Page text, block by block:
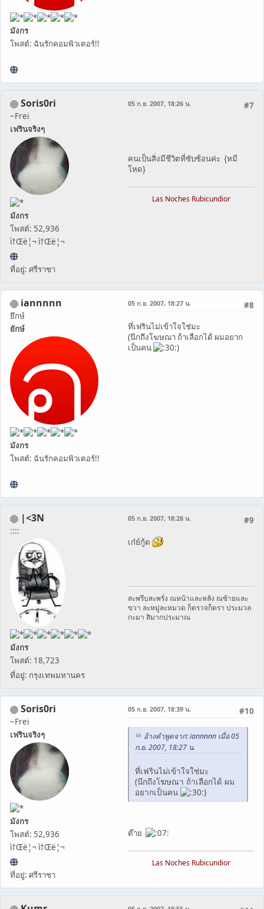
มังกร
โพสต์: ฉันรักคอมพิวเตอร์!!
Soris0ri
~Frei
เฟรินจริงๆ
มังกร
โพสต์: 52,936
ì†Œë¦¬ ì†Œë¦¬
ที่อยู่: ศรีราชา
#7
05 ก.ย. 2007, 18:26 น.
คนเป็นสิ่งมีชีวิตที่ซับซ้อนค่ะ {หมี
โหด}
Las Noches Rubicundior
iannnnn
ยึกษ์
ยักษ์
มังกร
โพสต์: ฉันรักคอมพิวเตอร์!!
#8
05 ก.ย. 2007, 18:27 น.
ที่เฟรินไม่เข้าใจใช่มะ
(นึกถึงโฆษณา ถ้าเลือกได้ ผมอยาก
เป็นคน
)
|<3N
::::
มังกร
โพสต์: 18,723
ที่อยู่: กรุงเทพมหานคร
#9
05 ก.ย. 2007, 18:28 น.
เก๋ย์กู้ด
สะพรึบสะพรั่ง ณหน้าและหลัง ณซ้ายและ
ขวา ละหมู่ละหมวด ก็ตรวจก็ตรา ประมวล
กะมา สิมากประมาณ
Soris0ri
~Frei
เฟรินจริงๆ
มังกร
โพสต์: 52,936
ì†Œë¦¬ ì†Œë¦¬
ที่อยู่: ศรีราชา
#10
05 ก.ย. 2007, 18:39 น.
อ้างคำพูดจาก: iannnnn เมื่อ 05
ก.ย. 2007, 18:27 น.
ที่เฟรินไม่เข้าใจใช่มะ
(นึกถึงโฆษณา ถ้าเลือกได้ ผม
อยากเป็นคน
)
ต๊าย
Las Noches Rubicundior